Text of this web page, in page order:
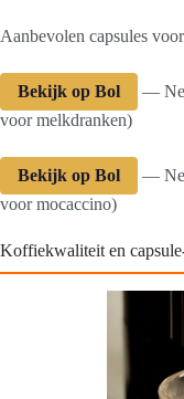
Aanbevolen capsules
Bekijk op Bol
—
voor melkdranken)
Bekijk op Bol
—
voor mocaccino)
Koffiekwaliteit en